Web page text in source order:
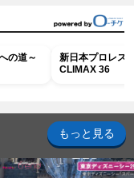
の道～
新日本プロレス
CLIMAX 36
もっと見る